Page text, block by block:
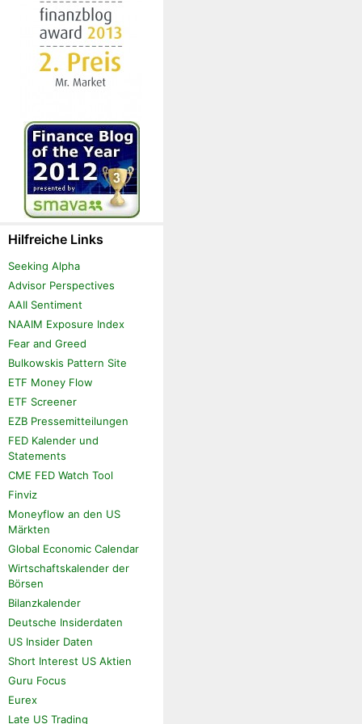
Hilfreiche Links
Seeking Alpha
Advisor Perspectives
AAII Sentiment
NAAIM Exposure Index
Fear and Greed
Bulkowskis Pattern Site
ETF Money Flow
ETF Screener
EZB Pressemitteilungen
FED Kalender und
Statements
CME FED Watch Tool
Finviz
Moneyflow an den US
Märkten
Global Economic Calendar
Wirtschaftskalender der
Börsen
Bilanzkalender
Deutsche Insiderdaten
US Insider Daten
Short Interest US Aktien
Guru Focus
Eurex
Late US Trading